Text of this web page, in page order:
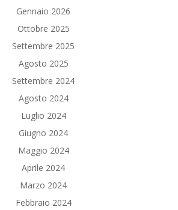
Gennaio 2026
Ottobre 2025
Settembre 2025
Agosto 2025
Settembre 2024
Agosto 2024
Luglio 2024
Giugno 2024
Maggio 2024
Aprile 2024
Marzo 2024
Febbraio 2024